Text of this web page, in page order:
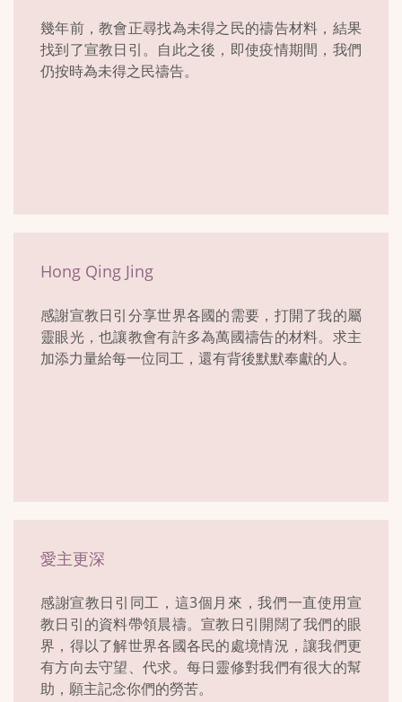
幾年前，教會正尋找為未得之民的禱告材料，結果
找到了宣教日引。自此之後，即使疫情期間，我們
仍按時為未得之民禱告。
Hong Qing Jing
感謝宣教日引分享世界各國的需要，打開了我的屬
靈眼光，也讓教會有許多為萬國禱告的材料。求主
加添力量給每一位同工，還有背後默默奉獻的人。
愛主更深
感謝宣教日引同工，這3個月來，我們一直使用宣
教日引的資料帶領晨禱。宣教日引開闊了我們的眼
界，得以了解世界各國各民的處境情況，讓我們更
有方向去守望、代求。每日靈修對我們有很大的幫
助，願主記念你們的勞苦。